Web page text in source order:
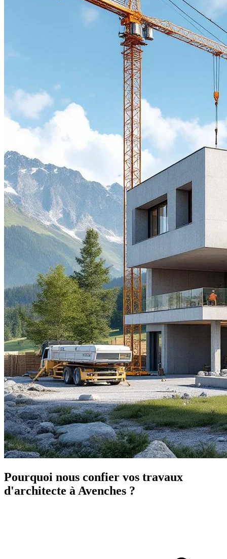
Pourquoi nous confier vos travaux
d'architecte à Avenches ?